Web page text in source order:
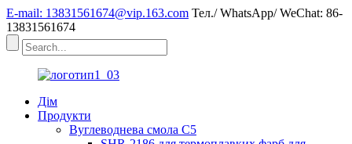
E-mail: 13831561674@vip.163.com Тел./ WhatsApp/ WeChat: 86-
13831561674
Дім
Продукти
Вуглеводнева смола C5